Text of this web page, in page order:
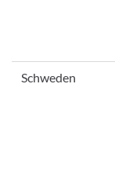
Schweden